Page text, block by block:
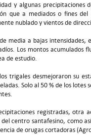
y algunas
que a mediados o fines
nublado y vientos de
media a bajas
Los montos
de estudio.
trigales desmejoraron su
Solo al 50 % de los
registradas,
centro santafesino, como
de orugas cortadoras